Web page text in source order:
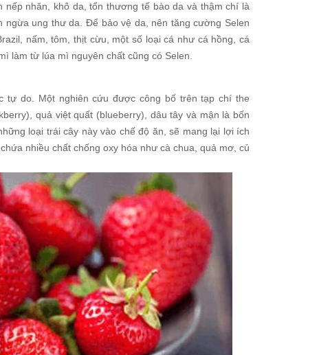
nhăn, khô da, tổn thương tế bào da và thậm chí là
ngừa ung thư da. Để bảo vệ da, nên tăng cường Selen
nấm, tôm, thịt cừu, một số loại cá như cá hồng, cá
làm từ lúa mì nguyên chất cũng có Selen.
tự do. Một nghiên cứu được công bố trên tạp chí the
quả việt quất (blueberry), dâu tây và mận là bốn
loại trái cây này vào chế độ ăn, sẽ mang lại lợi ích
nhiều chất chống oxy hóa như cà chua, quả mơ, củ